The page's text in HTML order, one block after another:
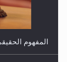
سورة التكوير